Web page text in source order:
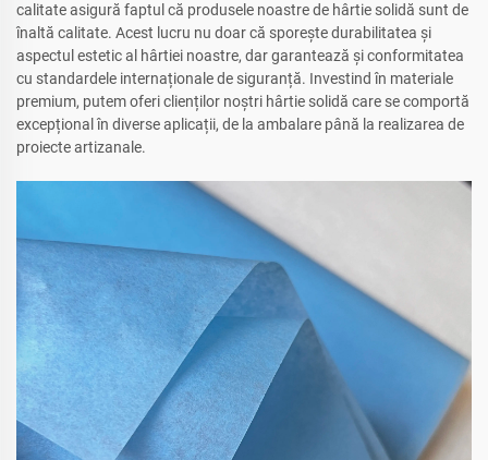
calitate asigură faptul că produsele noastre de hârtie solidă sunt de
înaltă calitate. Acest lucru nu doar că sporește durabilitatea și
aspectul estetic al hârtiei noastre, dar garantează și conformitatea
cu standardele internaționale de siguranță. Investind în materiale
premium, putem oferi clienților noștri hârtie solidă care se comportă
excepțional în diverse aplicații, de la ambalare până la realizarea de
proiecte artizanale.